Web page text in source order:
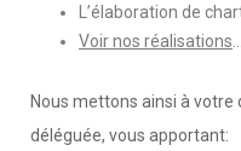
L’élaboration de
Voir nos réalisations
Nous mettons ainsi à votre
déléguée, vous apportant: